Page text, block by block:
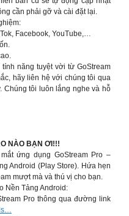
cần phải gỡ và cài đặt lại.
Facebook, YouTube,…
năng tuyệt vời từ GoStream
hãy liên hệ với chúng tôi qua
Chúng tôi luôn lắng nghe và hỗ
NÀO BẠN ƠI!!!
ứng dụng GoStream Pro –
Android (Play Store). Hứa hẹn
mượt mà và thú vị cho bạn.
Nền Tảng Android:
Pro thông qua đường link